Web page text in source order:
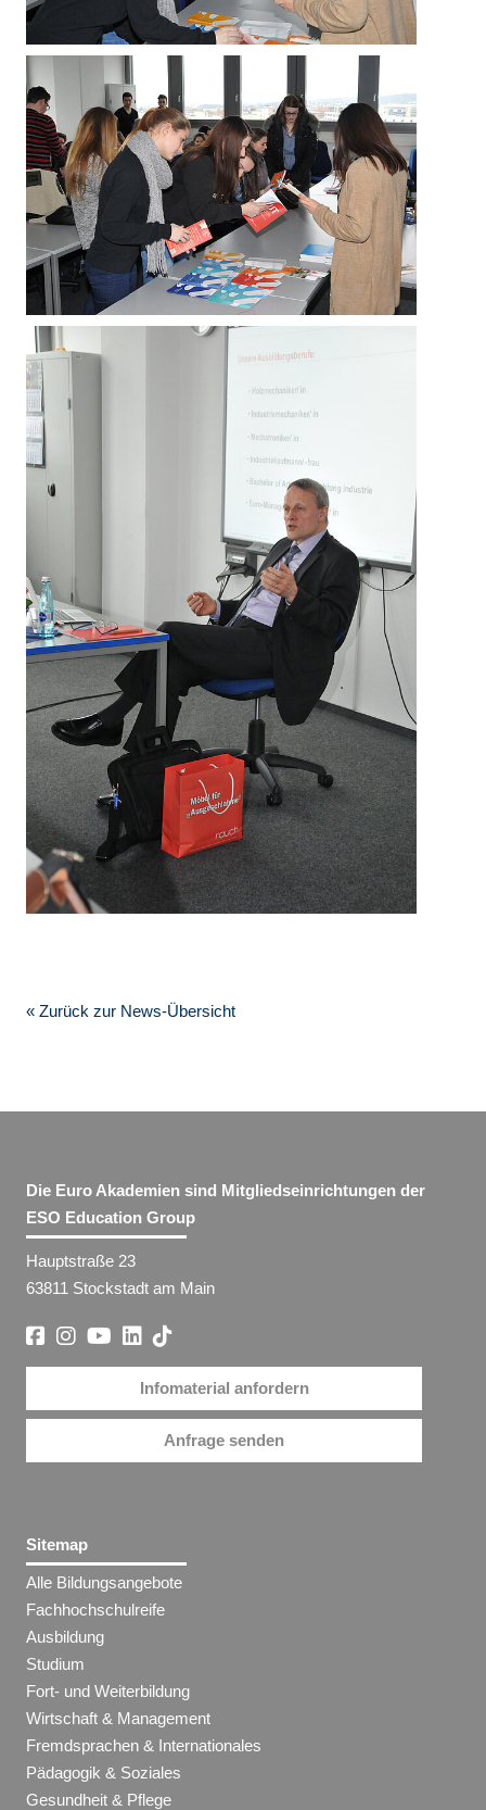
« Zurück zur News-Übersicht
Die Euro Akademien sind Mitgliedseinrichtungen der
ESO Education Group
Hauptstraße 23
63811 Stockstadt am Main
Infomaterial anfordern
Anfrage senden
Sitemap
Alle Bildungsangebote
Fachhochschulreife
Ausbildung
Studium
Fort- und Weiterbildung
Wirtschaft & Management
Fremdsprachen & Internationales
Pädagogik & Soziales
Gesundheit & Pflege